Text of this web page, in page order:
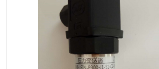
标准型工业压力变送器